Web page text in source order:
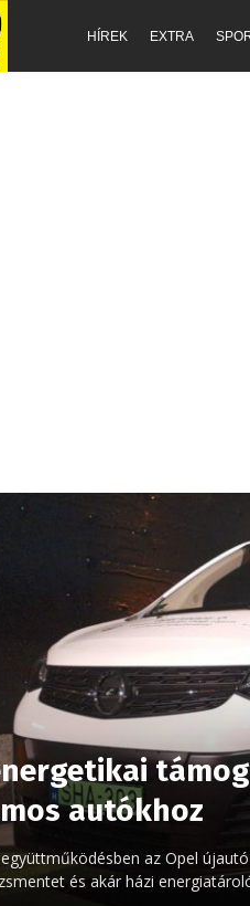
HÍREK EXTRA
autókhoz
az Opel
és akár házi